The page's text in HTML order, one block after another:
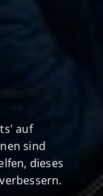
auf
sind
dieses